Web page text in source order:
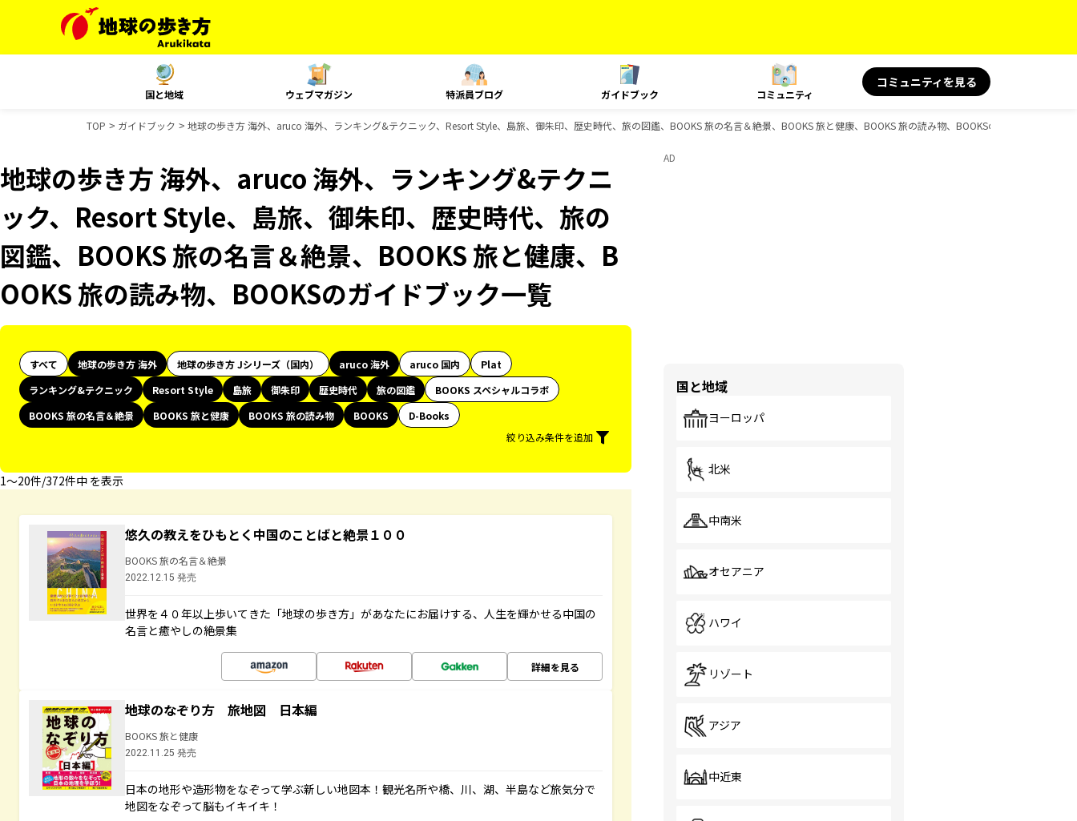
国と地域 ウェブマガジン 特派員ブログ ガイドブック コミュニティ
コミュニティを見る
TOP ガイドブック 地球の歩き方 海外、aruco 海外、ランキング&テクニック、Resort Style、島旅、御朱印、歴史時代、旅の図鑑、BOOKS 旅の名言＆絶景、BOOKS 旅と健康、BOOKS 旅の読み物、BOOKSのガイドブック一覧
地球の歩き方 海外、aruco 海外、ランキング&テクニ
ック、Resort Style、島旅、御朱印、歴史時代、旅の
図鑑、BOOKS 旅の名言＆絶景、BOOKS 旅と健康、B
OOKS 旅の読み物、BOOKSのガイドブック一覧
すべて 地球の歩き方 海外 地球の歩き方 Jシリーズ（国内） aruco 海外 aruco 国内
Plat
ランキング&テクニック
Resort Style 島旅 御朱印 歴史時代 旅の図鑑
BOOKS スペシャルコラボ
BOOKS 旅の名言＆絶景
BOOKS 旅と健康 BOOKS 旅の読み物 BOOKS
D-Books
絞り込み条件を追加
1〜20件/372件中 を表示
悠久の教えをひもとく中国のことばと絶景１００
BOOKS 旅の名言＆絶景
2022.12.15 発売
世界を４０年以上歩いてきた「地球の歩き方」があなたにお届けする、人生を輝かせる中国の
名言と癒やしの絶景集
詳細を見る
地球のなぞり方 旅地図 日本編
BOOKS 旅と健康
2022.11.25 発売
日本の地形や造形物をなぞって学ぶ新しい地図本！観光名所や橋、川、湖、半島など旅気分で
地図をなぞって脳もイキイキ！
AD
国と地域
ヨーロッパ
北米
中南米
オセアニア
ハワイ
リゾート
アジア
中近東